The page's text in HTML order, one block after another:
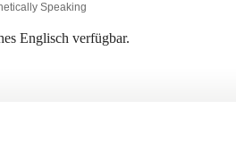
Speaking
Englisch verfügbar.